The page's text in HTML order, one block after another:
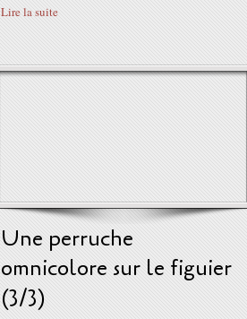
Lire la suite
Une perruche
omnicolore sur le figuier
(3/3)